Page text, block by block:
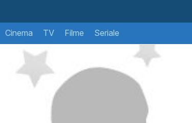
Cinema TV Filme Seriale